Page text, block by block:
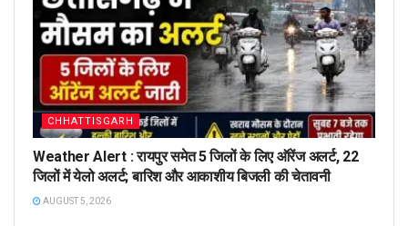
CHHATTISGARH
Weather Alert : रायपुर समेत 5 जिलों के लिए ऑरेंज अलर्ट, 22
जिलों में येलो अलर्ट; बारिश और आकाशीय बिजली की चेतावनी
AUGUST 5, 2026